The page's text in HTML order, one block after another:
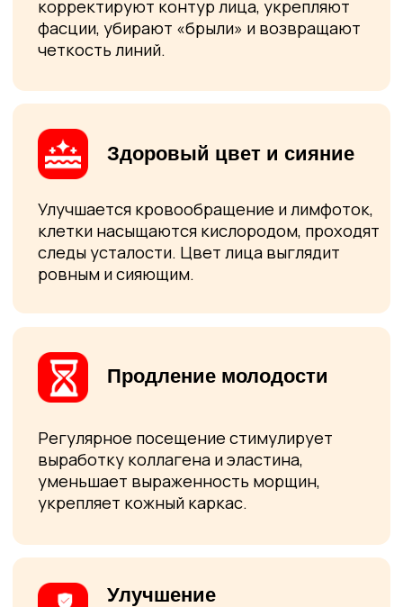
Ответы на частые вопросы
Запишитесь на массаж лица,
и сияние!